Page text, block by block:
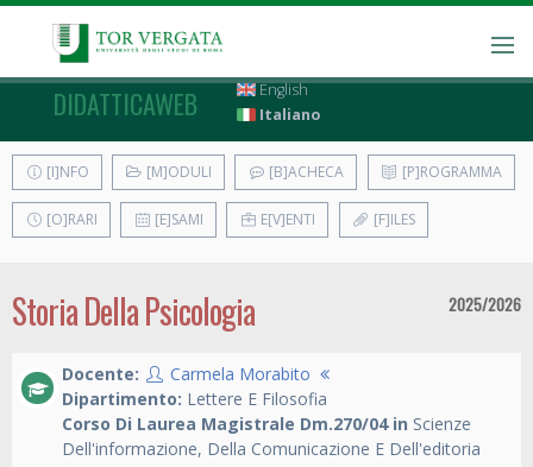
DIDATTICAWEB
English
Italiano
[I]NFO [M]ODULI [B]ACHECA [P]ROGRAMMA
[O]RARI [E]SAMI E[V]ENTI [F]ILES
Storia Della Psicologia 2025/2026
Docente:
Carmela Morabito
Dipartimento: Lettere E Filosofia
Corso Di Laurea Magistrale Dm.270/04 in Scienze
Dell'informazione, Della Comunicazione E Dell'editoria